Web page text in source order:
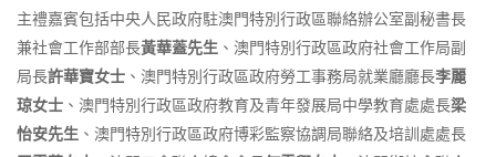
主禮嘉賓包括中央人民政府駐澳門特別行政區聯絡辦公室副秘書長
兼社會工作部部長黃華蓋先生 、澳門特別行政區政府社會工作局副
局長許華寶女士 、澳門特別行政區政府勞工事務局就業廳廳長李麗
琼女士 、澳門特別行政區政府教育及青年發展局中學教育處處長梁
怡安先生 、澳門特別行政區政府博彩監察協調局聯絡及培訓處處長